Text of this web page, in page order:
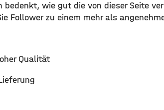
bedenkt, wie gut die von dieser Seite
Follower zu einem mehr als
Qualität